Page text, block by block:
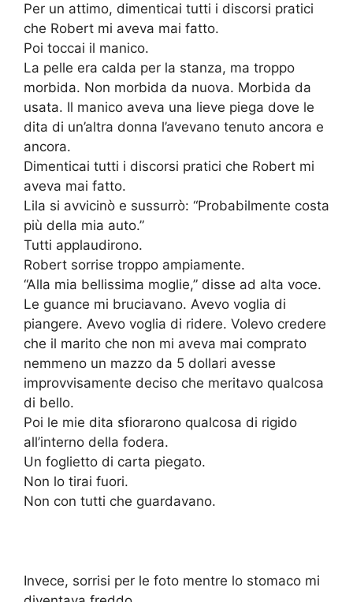
Per un attimo, dimenticai tutti i discorsi pratici
che Robert mi aveva mai fatto.
Poi toccai il manico.
La pelle era calda per la stanza, ma troppo
morbida. Non morbida da nuova. Morbida da
usata. Il manico aveva una lieve piega dove le
dita di un’altra donna l’avevano tenuto ancora e
ancora.
Dimenticai tutti i discorsi pratici che Robert mi
aveva mai fatto.
Lila si avvicinò e sussurrò: “Probabilmente costa
più della mia auto.”
Tutti applaudirono.
Robert sorrise troppo ampiamente.
“Alla mia bellissima moglie,” disse ad alta voce.
Le guance mi bruciavano. Avevo voglia di
piangere. Avevo voglia di ridere. Volevo credere
che il marito che non mi aveva mai comprato
nemmeno un mazzo da 5 dollari avesse
improvvisamente deciso che meritavo qualcosa
di bello.
Poi le mie dita sfiorarono qualcosa di rigido
all’interno della fodera.
Un foglietto di carta piegato.
Non lo tirai fuori.
Non con tutti che guardavano.
Invece, sorrisi per le foto mentre lo stomaco mi